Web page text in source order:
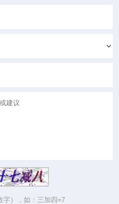
字），如：三加四=7